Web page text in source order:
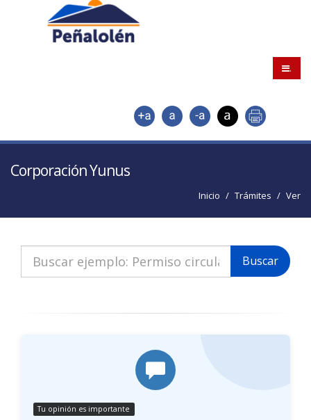
.
Corporación Yunus
Inicio Trámites Ver
Buscar
Tu opinión es importante